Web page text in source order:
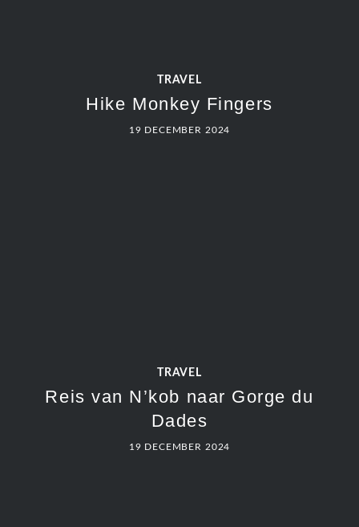
TRAVEL
Hike Monkey Fingers
19 DECEMBER 2024
TRAVEL
Reis van N’kob naar Gorge du
Dades
19 DECEMBER 2024